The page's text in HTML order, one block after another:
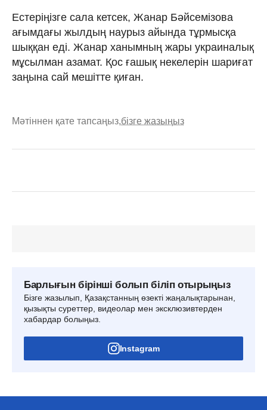
Естеріңізге сала кетсек, Жанар Бәйсемізова
ағымдағы жылдың наурыз айында тұрмысқа
шыққан еді. Жанар ханымның жары украиналық
мұсылман азамат. Қос ғашық некелерін шариғат
заңына сай мешітте қиған.
Мәтіннен қате тапсаңыз,бізге жазыңыз
Барлығын бірінші болып біліп отырыңыз
Бізге жазылып, Қазақстанның өзекті жаңалықтарынан,
қызықты суреттер, видеолар мен эксклюзивтерден
хабардар болыңыз.
Instagram